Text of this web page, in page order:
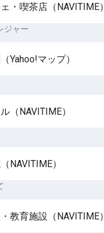
・喫茶店（NAVITIME）
ジャー
Yahoo!マップ）
（NAVITIME）
NAVITIME）
教育施設（NAVITIME）